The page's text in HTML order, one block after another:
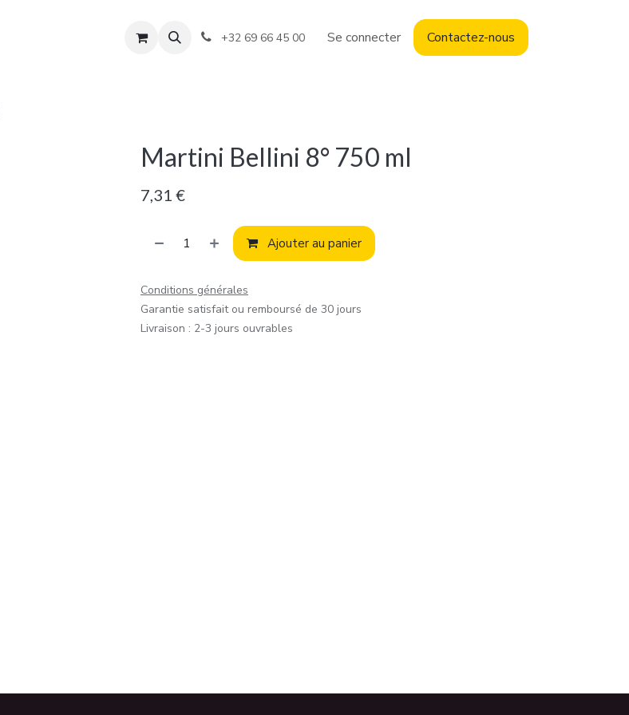
+32 69 66 45 00 Se connecter Contactez-nous
Martini Bellini 8° 750 ml
7,31 €
Ajouter au panier
Conditions générales
Garantie satisfait ou remboursé de 30 jours
Livraison : 2-3 jours ouvrables